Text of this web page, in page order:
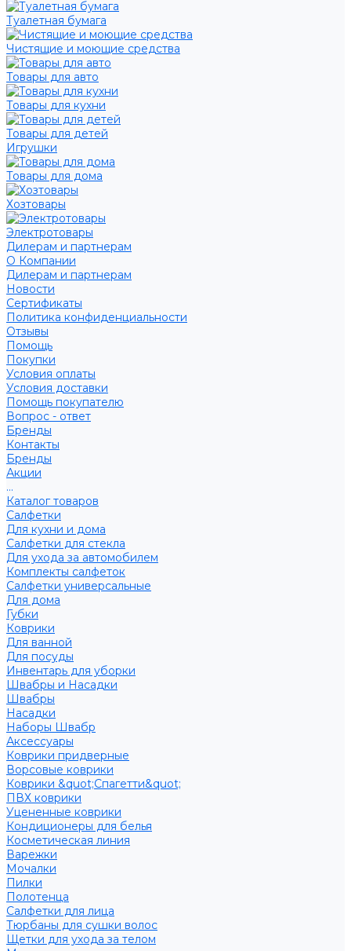
Туалетная бумага
Чистящие и моющие средства
Товары для авто
Товары для кухни
Товары для детей
Игрушки
Товары для дома
Хозтовары
Электротовары
Дилерам и партнерам
О Компании
Дилерам и партнерам
Новости
Сертификаты
Политика конфиденциальности
Отзывы
Помощь
Покупки
Условия оплаты
Условия доставки
Помощь покупателю
Вопрос - ответ
Бренды
Контакты
Бренды
Акции
...
Каталог товаров
Салфетки
Для кухни и дома
Салфетки для стекла
Для ухода за автомобилем
Комплекты салфеток
Салфетки универсальные
Для дома
Губки
Коврики
Для ванной
Для посуды
Инвентарь для уборки
Швабры и Насадки
Швабры
Насадки
Наборы Швабр
Аксессуары
Коврики придверные
Ворсовые коврики
Коврики &quot;Спагетти&quot;
ПВХ коврики
Уцененные коврики
Кондиционеры для белья
Косметическая линия
Варежки
Мочалки
Пилки
Полотенца
Салфетки для лица
Тюрбаны для сушки волос
Щетки для ухода за телом